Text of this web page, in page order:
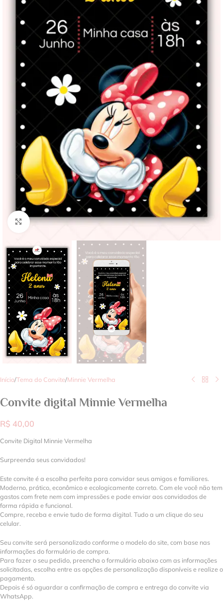
Clique para ampliar
Início/Tema do Convite/Minnie Vermelha
Convite digital Minnie Vermelha
R$ 40,00
Convite Digital Minnie Vermelha
Surpreenda seus convidados!
Este convite é a escolha perfeita para convidar seus amigos e familiares.
Moderno, prático, econômico e ecologicamente correto. Com ele você não tem
gastos com frete nem com impressões e pode enviar aos convidados de
forma rápida e funcional.
Compre, receba e envie tudo de forma digital. Tudo a um clique do seu
celular.
Seu convite será personalizado conforme o modelo do site, com base nas
informações do formulário de compra.
Para fazer o seu pedido, preencha o formulário abaixo com as informações
solicitadas, escolha entre as opções de personalização disponíveis e realize o
pagamento.
Depois é só aguardar a confirmação de compra e entrega do convite via
WhatsApp.